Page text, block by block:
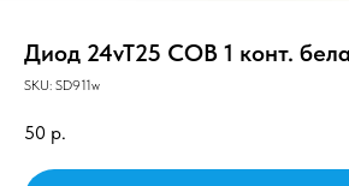
Диод 24vT25 COB 1 конт.
SKU: SD911w
50 р.